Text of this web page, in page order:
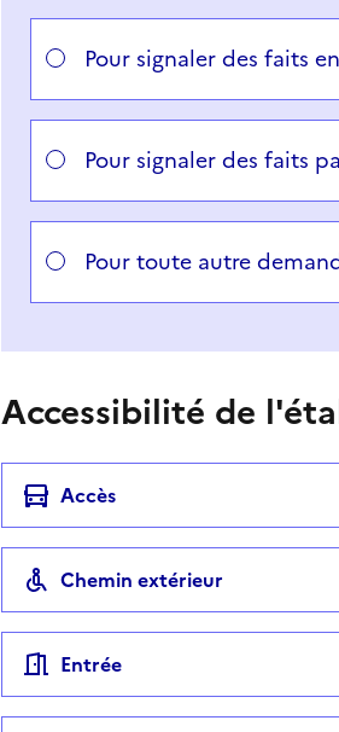
Répondez aux questions
Vous avez choisi
Pour signaler des faits
Pour signaler des faits
Pour toute autre
Accessibilité de
Accès
Chemin extérieur
Entrée